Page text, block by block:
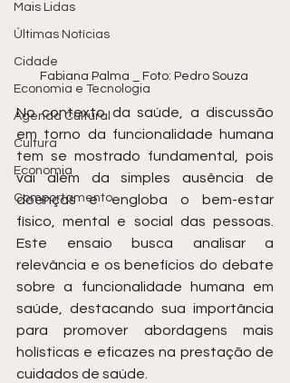
Mais Lidas
Últimas Notícias
Cidade
Economia e Tecnologia
Agenda Cultural
Cultura
Economia
Comportamento
Fabiana Palma _ Foto: Pedro Souza
No contexto da saúde, a discussão
em torno da funcionalidade humana
tem se mostrado fundamental, pois
vai além da simples ausência de
doenças e engloba o bem-estar
físico, mental e social das pessoas.
Este ensaio busca analisar a
relevância e os benefícios do debate
sobre a funcionalidade humana em
saúde, destacando sua importância
para promover abordagens mais
holísticas e eficazes na prestação de
cuidados de saúde.